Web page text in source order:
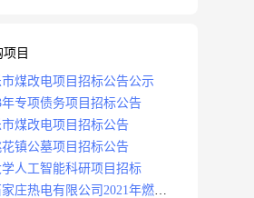
目
煤改电项目招标公告公示
年专项债务项目招标公告
煤改电项目招标公告
镇公墓项目招标公告
人工智能科研项目招标
庄热电有限公司2021年燃料